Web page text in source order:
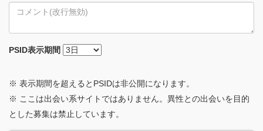
PSID表示期間
※ 表示期間を超えるとPSIDは非公開になります。
※ ここは出会い系サイトではありません。異性との出会いを目的
とした募集は禁止しています。